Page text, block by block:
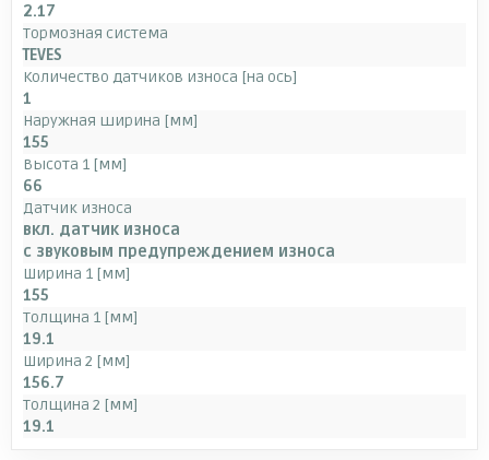
2.17
Тормозная система
TEVES
Количество датчиков износа [на ось]
1
Наружная ширина [мм]
155
Высота 1 [мм]
66
Датчик износа
вкл. датчик износа
с звуковым предупреждением износа
Ширина 1 [мм]
155
Толщина 1 [мм]
19.1
Ширина 2 [мм]
156.7
Толщина 2 [мм]
19.1